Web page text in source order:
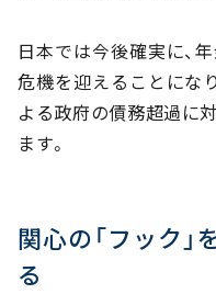
日本では今後確実に、
危機を迎えることにな
よる政府の債務超過に
ます。
関心の「フック
る